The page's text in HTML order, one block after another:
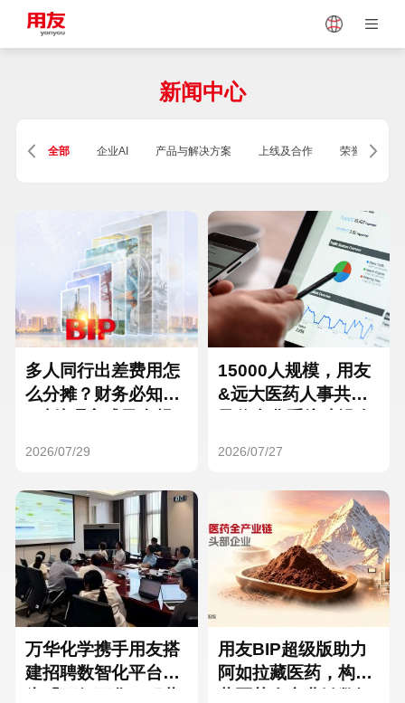
Vietnam
Singapore Malaysia
Thailand
Turkey
Hungary Mexico
Hong Kong Macau
新闻中心
全部 企业AI 产品与解决方案 上线及合作 荣誉及资质
多人同行出差费用怎
么分摊？财务必知的
2026/07/29
15000人规模，用友
&远大医药人事共享
2026/07/27
万华化学携手用友搭
建招聘数智化平台，
用友BIP超级版助力
阿如拉藏医药，构建